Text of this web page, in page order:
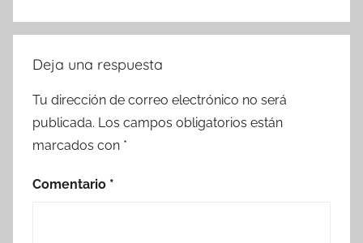
Deja una respuesta
Tu dirección de correo electrónico no será
publicada. Los campos obligatorios están
marcados con *
Comentario *